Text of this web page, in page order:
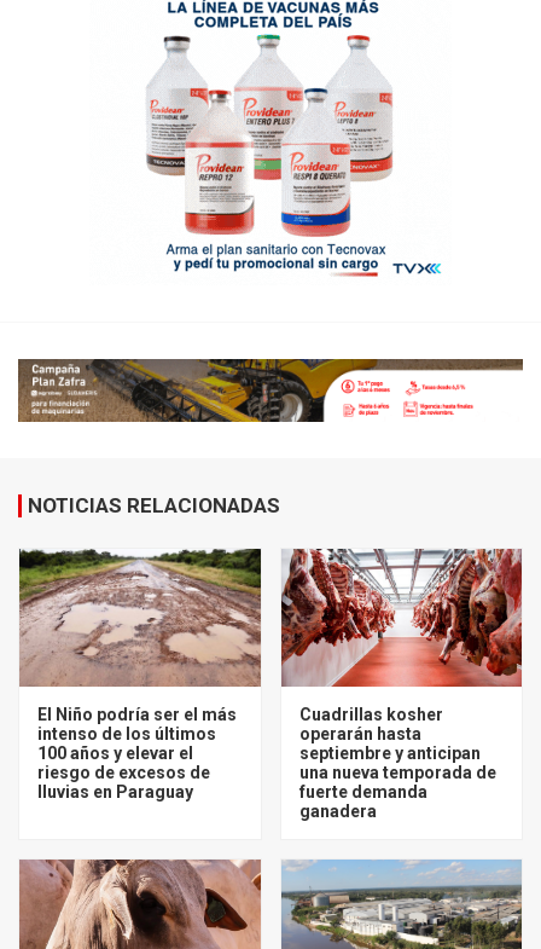
NOTICIAS RELACIONADAS
El Niño podría ser el más
intenso de los últimos
100 años y elevar el
riesgo de excesos de
lluvias en Paraguay
Cuadrillas kosher
operarán hasta
septiembre y anticipan
una nueva temporada de
fuerte demanda
ganadera